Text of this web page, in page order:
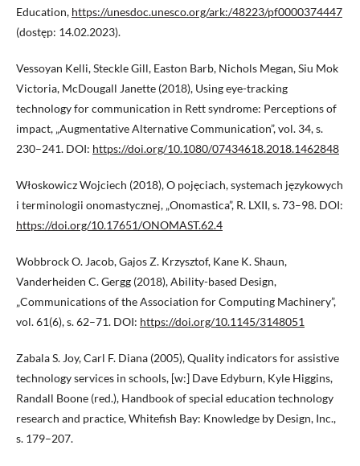
Education, https://unesdoc.unesco.org/ark:/48223/pf0000374447
(dostęp: 14.02.2023).
Vessoyan Kelli, Steckle Gill, Easton Barb, Nichols Megan, Siu Mok
Victoria, McDougall Janette (2018), Using eye-tracking
technology for communication in Rett syndrome: Perceptions of
impact, „Augmentative Alternative Communication”, vol. 34, s.
230–241. DOI: https://doi.org/10.1080/07434618.2018.1462848
Włoskowicz Wojciech (2018), O pojęciach, systemach językowych
i terminologii onomastycznej, „Onomastica”, R. LXII, s. 73–98. DOI:
https://doi.org/10.17651/ONOMAST.62.4
Wobbrock O. Jacob, Gajos Z. Krzysztof, Kane K. Shaun,
Vanderheiden C. Gergg (2018), Ability-based Design,
„Communications of the Association for Computing Machinery”,
vol. 61(6), s. 62–71. DOI: https://doi.org/10.1145/3148051
Zabala S. Joy, Carl F. Diana (2005), Quality indicators for assistive
technology services in schools, [w:] Dave Edyburn, Kyle Higgins,
Randall Boone (red.), Handbook of special education technology
research and practice, Whitefish Bay: Knowledge by Design, Inc.,
s. 179–207.